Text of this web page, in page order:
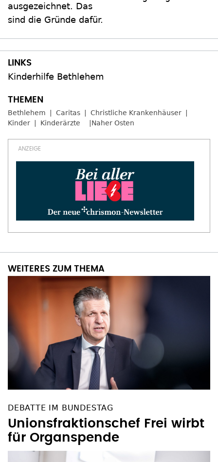
ausgezeichnet. Das
sind die Gründe dafür.
Kinderhilfe Bethlehem
Bethlehem Caritas
Christliche Krankenhäuser
Kinder
Kinderärzte Naher Osten
WEITERES ZUM THEMA
DEBATTE IM BUNDESTAG
Unionsfraktionschef Frei wirbt
für Organspende